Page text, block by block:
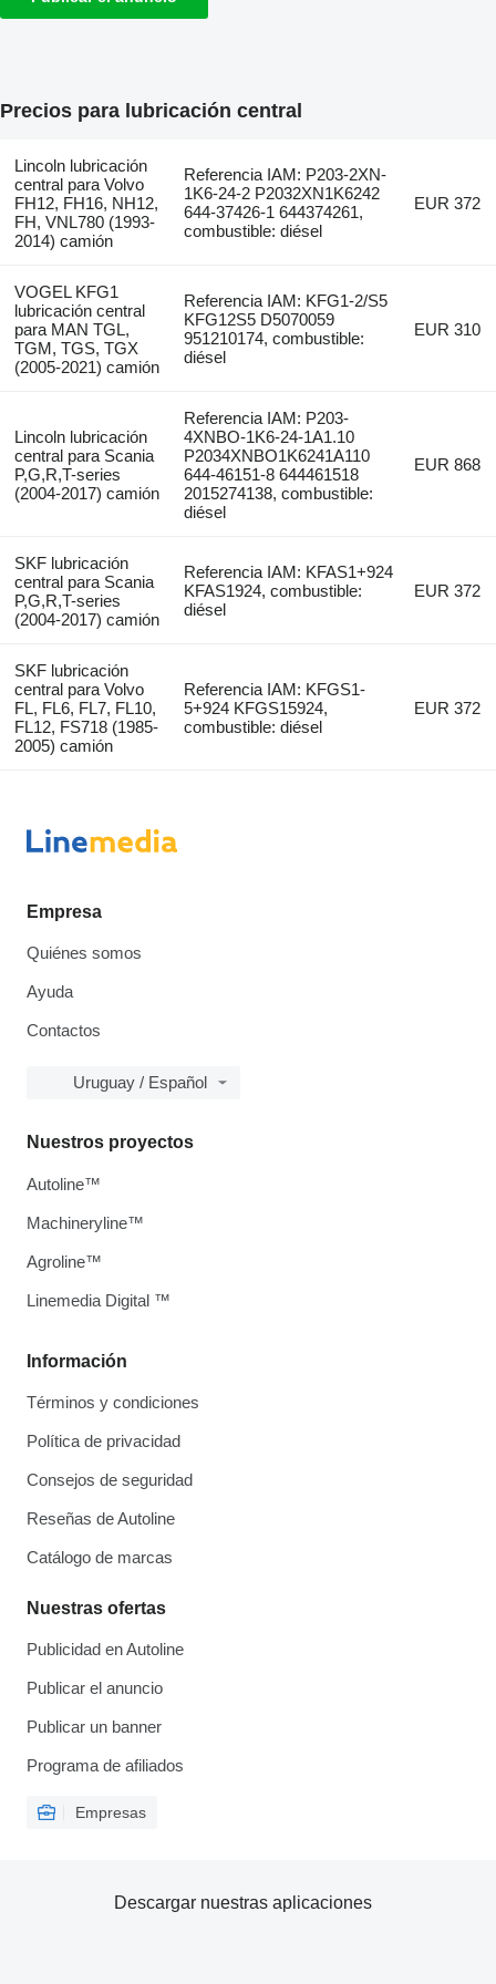
Precios para lubricación central
Lincoln lubricación
central para Volvo
FH12, FH16, NH12,
FH, VNL780 (1993-
2014) camión
Referencia IAM: P203-2XN-
1K6-24-2 P2032XN1K6242
644-37426-1 644374261,
combustible: diésel
EUR 372
VOGEL KFG1
lubricación central
para MAN TGL,
TGM, TGS, TGX
(2005-2021) camión
Referencia IAM: KFG1-2/S5
KFG12S5 D5070059
951210174, combustible:
diésel
EUR 310
Lincoln lubricación
central para Scania
P,G,R,T-series
(2004-2017) camión
Referencia IAM: P203-
4XNBO-1K6-24-1A1.10
P2034XNBO1K6241A110
644-46151-8 644461518
2015274138, combustible:
diésel
EUR 868
SKF lubricación
central para Scania
P,G,R,T-series
(2004-2017) camión
Referencia IAM: KFAS1+924
KFAS1924, combustible:
diésel
EUR 372
SKF lubricación
central para Volvo
FL, FL6, FL7, FL10,
FL12, FS718 (1985-
2005) camión
Referencia IAM: KFGS1-
5+924 KFGS15924,
combustible: diésel
EUR 372
Empresa
Quiénes somos
Ayuda
Contactos
Uruguay / Español
Información
Términos y condiciones
Política de privacidad
Consejos de seguridad
Reseñas de Autoline
Catálogo de marcas
Nuestras ofertas
Publicidad en Autoline
Publicar el anuncio
Publicar un banner
Programa de afiliados
Empresas
Nuestros proyectos
Autoline™
Machineryline™
Agroline™
Linemedia Digital ™
Descargar nuestras aplicaciones